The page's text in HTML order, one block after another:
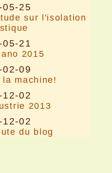
05-25
sur l'isolation
05-21
2015
02-09
machine!
12-02
2013
12-02
du blog